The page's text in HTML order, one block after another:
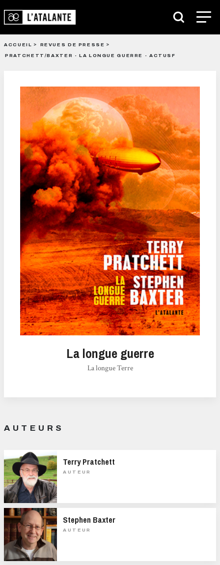
ACCUEIL
REVUES DE PRESSE
PRATCHETT/BAXTER - LA LONGUE GUERRE - ACTUSF
La longue guerre
La longue Terre
AUTEURS
Terry Pratchett
AUTEUR
Stephen Baxter
AUTEUR